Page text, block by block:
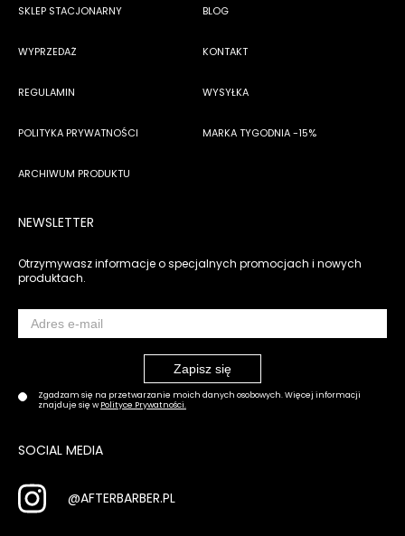
SKLEP STACJONARNY BLOG
WYPRZEDAŻ KONTAKT
REGULAMIN WYSYŁKA
POLITYKA PRYWATNOŚCI MARKA TYGODNIA -15%
ARCHIWUM PRODUKTU
NEWSLETTER
Otrzymywasz informacje o specjalnych promocjach i nowych
produktach.
Zgadzam się na przetwarzanie moich danych osobowych. Więcej informacji
znajduje się wPolityce Prywatności.
SOCIAL MEDIA
@AFTERBARBER.PL